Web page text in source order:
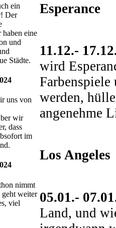
ein
Der
eine
und
Städte.
uns von
wir
dass
im
nimmt
geht weiter
viel
Esperance
11.12.-
wird
Farbenspiele
werden,
angenehme
Los Angeles
05.01.-
Land, und